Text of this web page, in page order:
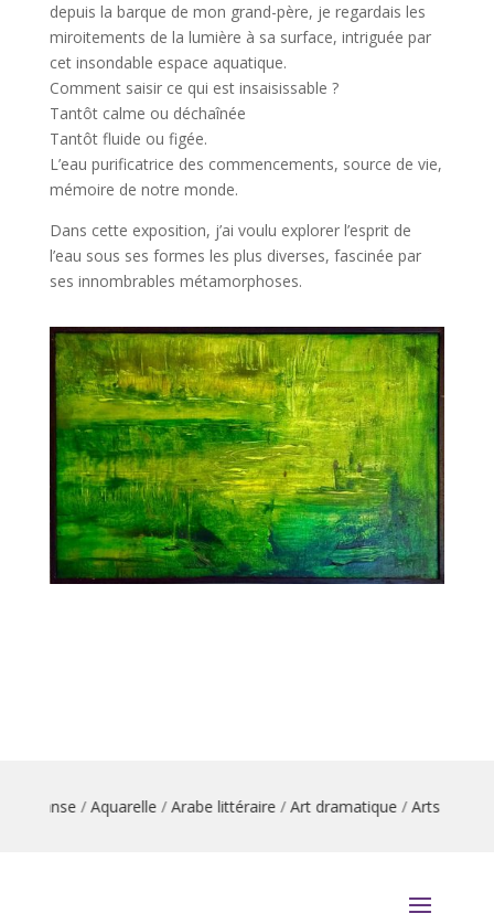
depuis la barque de mon grand-père, je regardais les
miroitements de la lumière à sa surface, intriguée par
cet insondable espace aquatique.
Comment saisir ce qui est insaisissable ?
Tantôt calme ou déchaînée
Tantôt fluide ou figée.
L’eau purificatrice des commencements, source de vie,
mémoire de notre monde.
Dans cette exposition, j’ai voulu explorer l’esprit de
l’eau sous ses formes les plus diverses, fascinée par
ses innombrables métamorphoses.
danse/Aquarelle/Arabe littéraire/Art dramatique/Arts du cirque